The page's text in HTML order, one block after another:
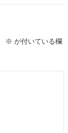
※ が付いている欄